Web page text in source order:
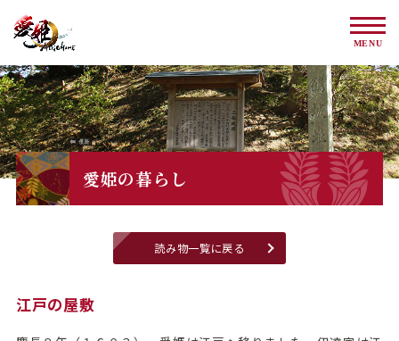
MENU
トップページ
愛姫とは
愛姫PRキャラクター
愛姫アニメーション
愛姫イラストコンテスト
愛姫の暮らし
読み物一覧に戻る
江戸の屋敷